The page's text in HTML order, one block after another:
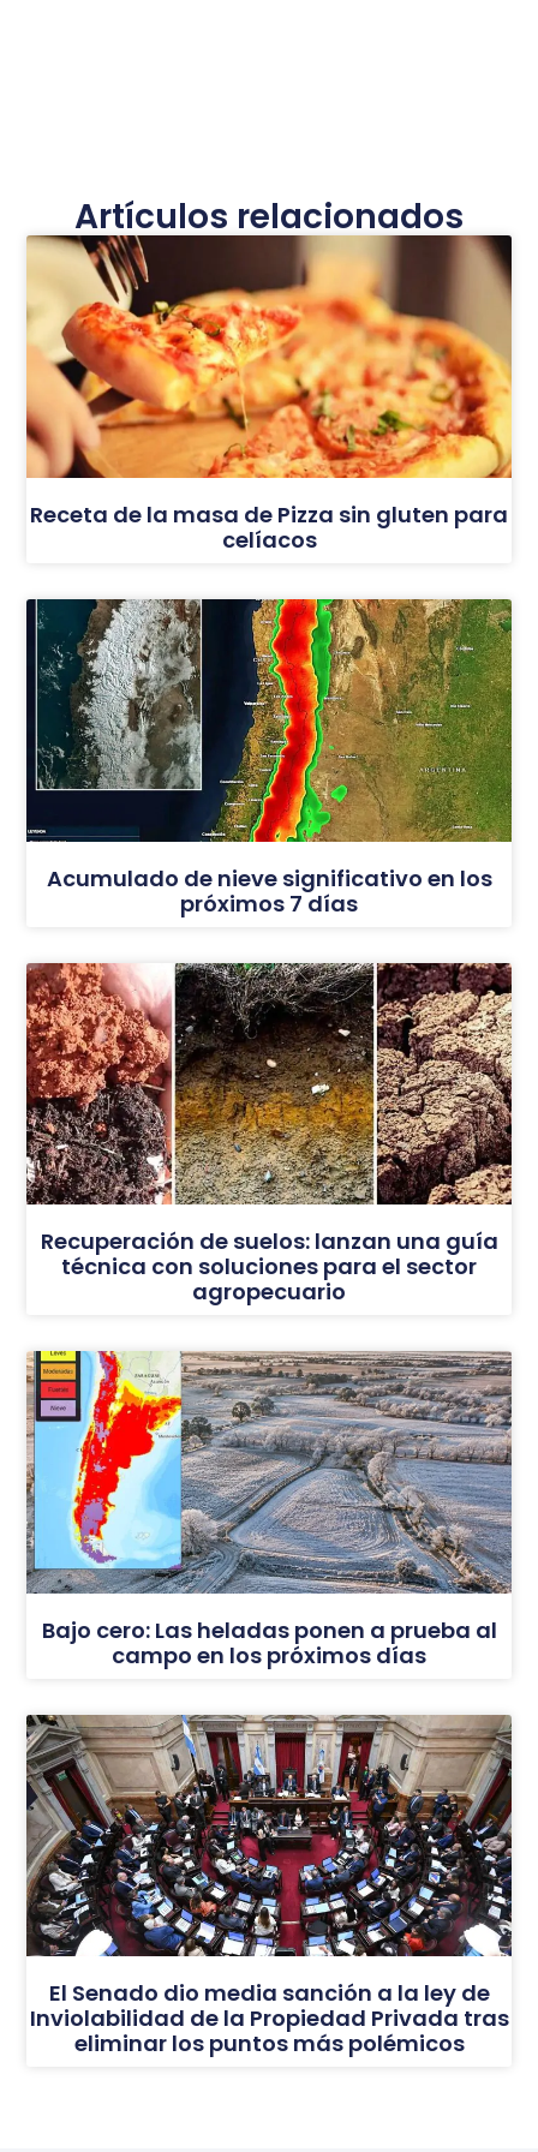
Artículos relacionados
Receta de la masa de Pizza sin gluten para
celíacos
Acumulado de nieve significativo en los
próximos 7 días
Recuperación de suelos: lanzan una guía
técnica con soluciones para el sector
agropecuario
Bajo cero: Las heladas ponen a prueba al
campo en los próximos días
El Senado dio media sanción a la ley de
Inviolabilidad de la Propiedad Privada tras
eliminar los puntos más polémicos